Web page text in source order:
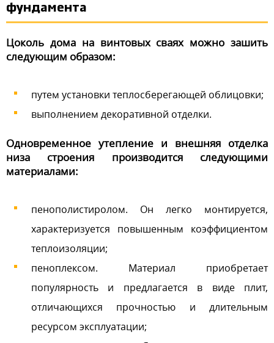
фундамента
Цоколь дома на винтовых сваях можно зашить
следующим образом:
путем установки теплосберегающей облицовки;
выполнением декоративной отделки.
Одновременное утепление и внешняя отделка
низа строения производится следующими
материалами:
пенополистиролом. Он легко монтируется,
характеризуется повышенным коэффициентом
теплоизоляции;
пеноплексом. Материал приобретает
популярность и предлагается в виде плит,
отличающихся прочностью и длительным
ресурсом эксплуатации;